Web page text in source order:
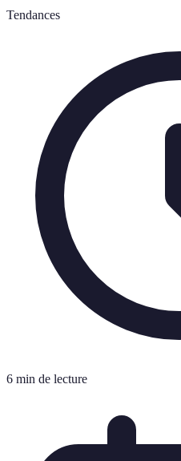
Tendances
6 min de lecture